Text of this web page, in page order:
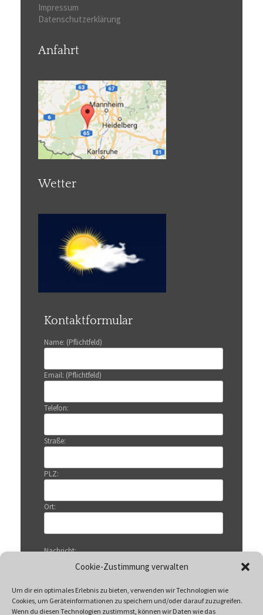
Cookie-Zustimmung verwalten
Um dir ein optimales Erlebnis zu bieten, verwenden wir Technologien wie
Cookies, um Geräteinformationen zu speichern und/oder darauf zuzugreifen.
Wenn du diesen Technologien zustimmst, können wir Daten wie das
Impressum
Datenschutzerklärung
Anfahrt
Wetter
Kontaktformular
Name: (Pflichtfeld)
Email: (Pflichtfeld)
Telefon:
Straße:
PLZ:
Ort:
Nachricht: